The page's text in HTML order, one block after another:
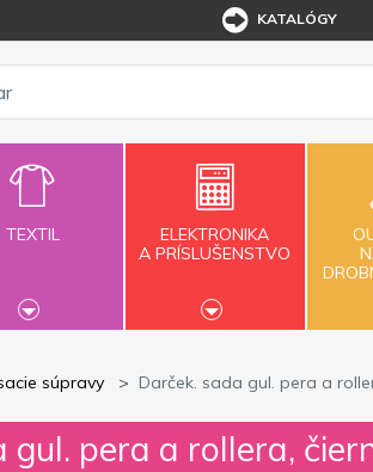
KATALÓGY
TEXTIL
ELEKTRONIKA
A PRÍSLUŠENSTVO
súpravy Darček. sada gul. pera a
gul. pera a rollera,